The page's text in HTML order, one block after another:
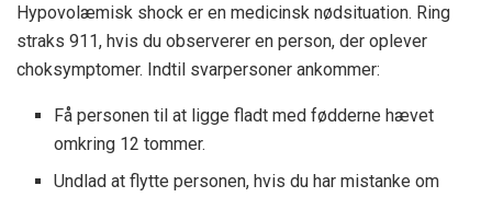
Hypovolæmisk shock er en medicinsk nødsituation. Ring
straks 911, hvis du observerer en person, der oplever
choksymptomer. Indtil svarpersoner ankommer:
Få personen til at ligge fladt med fødderne hævet
omkring 12 tommer.
Undlad at flytte personen, hvis du har mistanke om